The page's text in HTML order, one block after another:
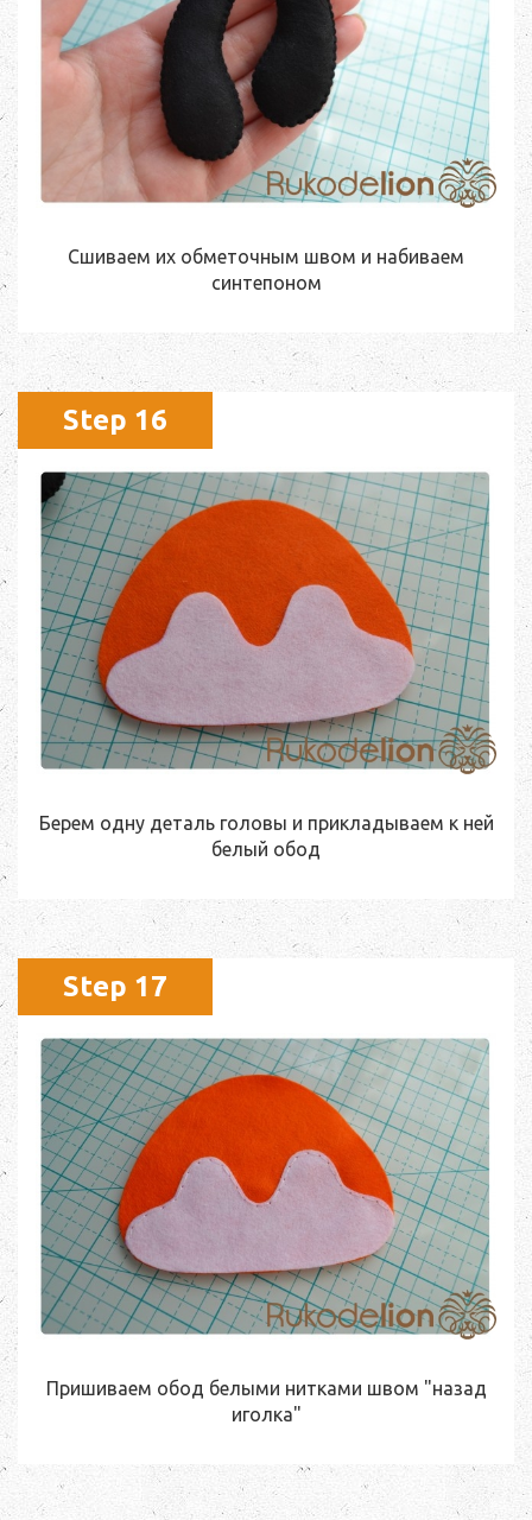
Сшиваем их обметочным швом и набиваем
синтепоном
Step 16
Берем одну деталь головы и прикладываем к ней
белый обод
Step 17
Пришиваем обод белыми нитками швом "назад
иголка"